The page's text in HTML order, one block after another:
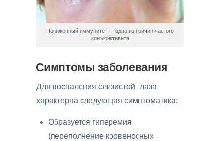
Пониженный иммунитет — одна из причин частого
конъюнктивита
Симптомы заболевания
Для воспаления слизистой глаза
характерна следующая симптоматика:
Образуется гиперемия
(переполнение кровеносных